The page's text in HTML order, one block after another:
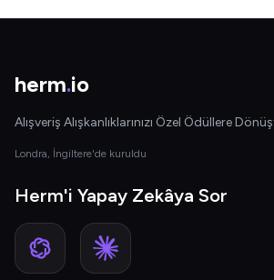
herm.io
Alışveriş Alışkanlıklarınızı Özel Ödüllere
Londra, İngiltere'de kuruldu
Herm'i Yapay Zekâya Sor